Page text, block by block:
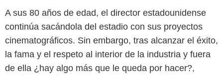
A sus 80 años de edad, el director estadounidense
continúa sacándola del estadio con sus proyectos
cinematográficos. Sin embargo, tras alcanzar el éxito,
la fama y el respeto al interior de la industria y fuera
de ella ¿hay algo más que le queda por hacer?,